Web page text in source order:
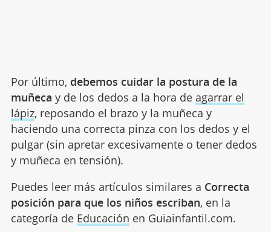
Por último, debemos cuidar la postura de la
muñeca y de los dedos a la hora de agarrar el
lápiz, reposando el brazo y la muñeca y
haciendo una correcta pinza con los dedos y el
pulgar (sin apretar excesivamente o tener dedos
y muñeca en tensión).
Puedes leer más artículos similares a Correcta
posición para que los niños escriban, en la
categoría de Educación en Guiainfantil.com.